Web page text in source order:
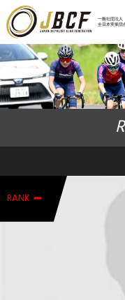
一般社団法人
全日本実業団
RANK -